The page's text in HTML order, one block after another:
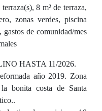
8 m² de terraza,
zonas verdes, piscina
de comunidad/mes
HASTA 11/2026.
año 2019. Zona
bonita costa de Santa